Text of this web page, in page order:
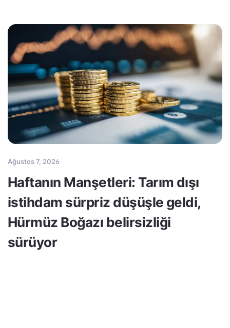
Ağustos 7, 2026
Haftanın Manşetleri: Tarım dışı
istihdam sürpriz düşüşle geldi,
Hürmüz Boğazı belirsizliği
sürüyor